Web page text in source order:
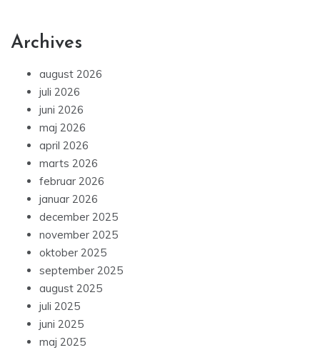
Archives
august 2026
juli 2026
juni 2026
maj 2026
april 2026
marts 2026
februar 2026
januar 2026
december 2025
november 2025
oktober 2025
september 2025
august 2025
juli 2025
juni 2025
maj 2025